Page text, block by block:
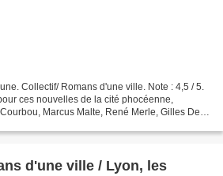
Collectif/ Romans d'une ville. Note : 4,5 / 5.
ces nouvelles de la cité phocéenne,
Marcus Malte, René Merle, Gilles Del
d'une ville / Lyon, les